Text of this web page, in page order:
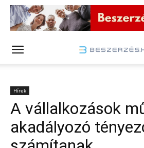
Hírek
A vállalkozások
akadályozó